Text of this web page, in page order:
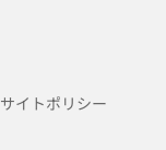
サイトポリシー